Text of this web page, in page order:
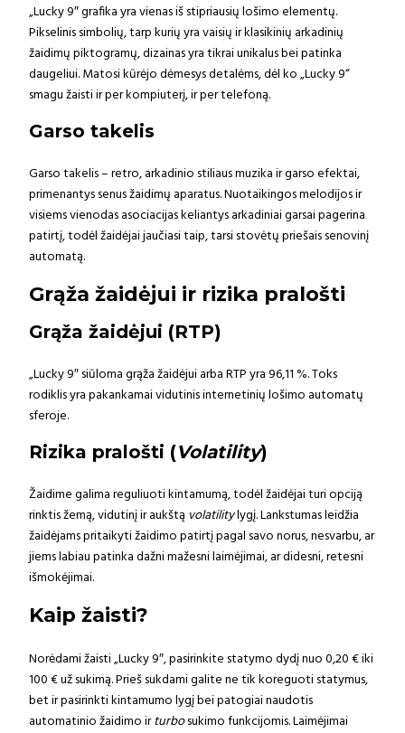
„Lucky 9″ grafika yra vienas iš stipriausių lošimo elementų.
Pikselinis simbolių, tarp kurių yra vaisių ir klasikinių arkadinių
žaidimų piktogramų, dizainas yra tikrai unikalus bei patinka
daugeliui. Matosi kūrėjo dėmesys detalėms, dėl ko „Lucky 9“
smagu žaisti ir per kompiuterį, ir per telefoną.
Garso takelis
Garso takelis – retro, arkadinio stiliaus muzika ir garso efektai,
primenantys senus žaidimų aparatus. Nuotaikingos melodijos ir
visiems vienodas asociacijas keliantys arkadiniai garsai pagerina
patirtį, todėl žaidėjai jaučiasi taip, tarsi stovėtų priešais senovinį
automatą.
Grąža žaidėjui ir rizika pralošti
Grąža žaidėjui (RTP)
„Lucky 9″ siūloma grąža žaidėjui arba RTP yra 96,11 %. Toks
rodiklis yra pakankamai vidutinis internetinių lošimo automatų
sferoje.
Rizika pralošti (Volatility)
Žaidime galima reguliuoti kintamumą, todėl žaidėjai turi opciją
rinktis žemą, vidutinį ir aukštą volatilitylygį. Lankstumas leidžia
žaidėjams pritaikyti žaidimo patirtį pagal savo norus, nesvarbu, ar
jiems labiau patinka dažni mažesni laimėjimai, ar didesni, retesni
išmokėjimai.
Kaip žaisti?
Norėdami žaisti „Lucky 9″, pasirinkite statymo dydį nuo 0,20 € iki
100 € už sukimą. Prieš sukdami galite ne tik koreguoti statymus,
bet ir pasirinkti kintamumo lygį bei patogiai naudotis
automatinio žaidimo irturbosukimo funkcijomis. Laimėjimai